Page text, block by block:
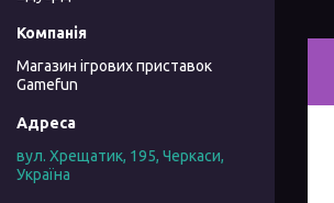
Магазин ігрових приставок
Gamefun
вул. Хрещатик, 195, Черкаси,
Україна